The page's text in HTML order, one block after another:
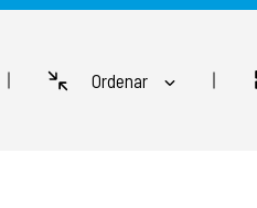
Ordenar